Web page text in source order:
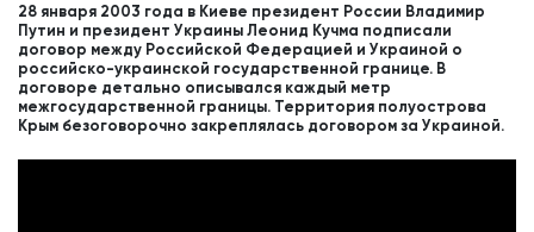
28 января 2003 года в Киеве президент России Владимир
Путин и президент Украины Леонид Кучма подписали
договор между Российской Федерацией и Украиной о
российско-украинской государственной границе. В
договоре детально описывался каждый метр
межгосударственной границы. Территория полуострова
Крым безоговорочно закреплялась договором за Украиной.